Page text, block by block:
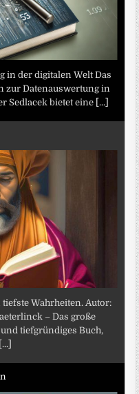
in der digitalen Welt Das
zur Datenauswertung in
Sedlacek bietet eine [...]
Wahrheiten. Autor:
– Das große
tiefgründiges Buch,
[...]